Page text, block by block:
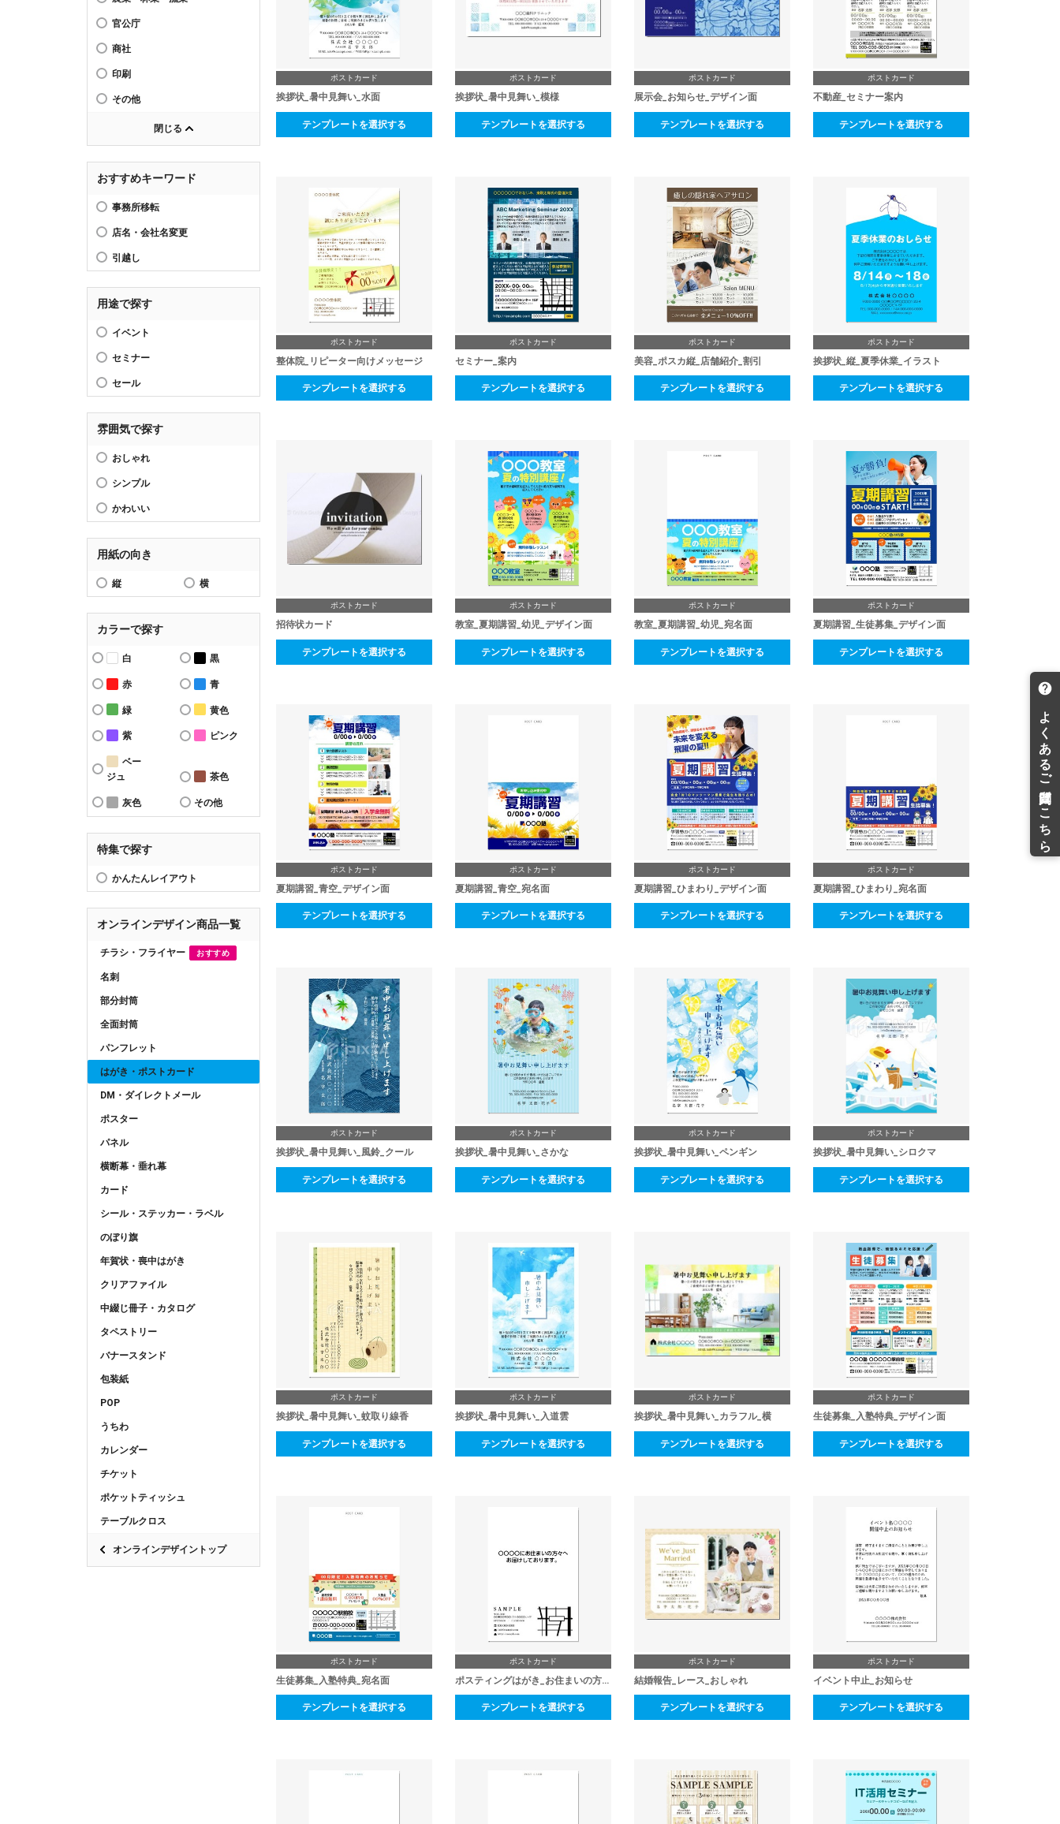
官公庁
商社
印刷
その他
閉じる
おすすめキーワード
事務所移転
店名・会社名変更
引越し
用途で探す
イベント
セミナー
セール
雰囲気で探す
おしゃれ
シンプル
かわいい
用紙の向き
縦 横
カラーで探す
白 黒
赤 青
緑 黄色
紫 ピンク
ベー
ジュ
茶色
灰色 その他
特集で探す
かんたんレイアウト
オンラインデザイン商品一覧
チラシ・フライヤー おすすめ
名刺
部分封筒
全面封筒
パンフレット
はがき・ポストカード
DM・ダイレクトメール
ポスター
パネル
横断幕・垂れ幕
カード
シール・ステッカー・ラベル
のぼり旗
年賀状・喪中はがき
クリアファイル
中綴じ冊子・カタログ
タペストリー
バナースタンド
包装紙
POP
うちわ
カレンダー
チケット
ポケットティッシュ
テーブルクロス
オンラインデザイントップ
ポストカード
挨拶状_暑中見舞い_水面
テンプレートを選択する
ポストカード
挨拶状_暑中見舞い_模様
テンプレートを選択する
ポストカード
展示会_お知らせ_デザイン面
テンプレートを選択する
ポストカード
不動産_セミナー案内
テンプレートを選択する
ポストカード
整体院_リピーター向けメッセージ
テンプレートを選択する
ポストカード
セミナー_案内
テンプレートを選択する
ポストカード
美容_ポスカ縦_店舗紹介_割引
テンプレートを選択する
ポストカード
挨拶状_縦_夏季休業_イラスト
テンプレートを選択する
ポストカード
招待状カード
テンプレートを選択する
ポストカード
教室_夏期講習_幼児_デザイン面
テンプレートを選択する
ポストカード
教室_夏期講習_幼児_宛名面
テンプレートを選択する
ポストカード
夏期講習_生徒募集_デザイン面
テンプレートを選択する
ポストカード
夏期講習_青空_デザイン面
テンプレートを選択する
ポストカード
夏期講習_青空_宛名面
テンプレートを選択する
ポストカード
夏期講習_ひまわり_デザイン面
テンプレートを選択する
ポストカード
夏期講習_ひまわり_宛名面
テンプレートを選択する
ポストカード
挨拶状_暑中見舞い_風鈴_クール
テンプレートを選択する
ポストカード
挨拶状_暑中見舞い_さかな
テンプレートを選択する
ポストカード
挨拶状_暑中見舞い_ペンギン
テンプレートを選択する
ポストカード
挨拶状_暑中見舞い_シロクマ
テンプレートを選択する
ポストカード
挨拶状_暑中見舞い_蚊取り線香
テンプレートを選択する
ポストカード
挨拶状_暑中見舞い_入道雲
テンプレートを選択する
ポストカード
挨拶状_暑中見舞い_カラフル_横
テンプレートを選択する
ポストカード
生徒募集_入塾特典_デザイン面
テンプレートを選択する
ポストカード
生徒募集_入塾特典_宛名面
テンプレートを選択する
ポストカード
ポスティングはがき_お住まいの方々へ
テンプレートを選択する
ポストカード
結婚報告_レース_おしゃれ
テンプレートを選択する
ポストカード
イベント中止_お知らせ
テンプレートを選択する